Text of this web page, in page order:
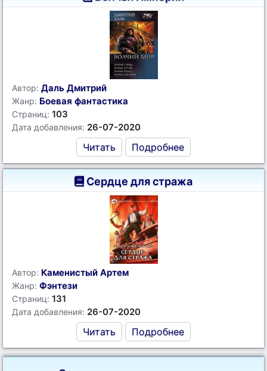
Автор: Даль Дмитрий
Жанр: Боевая фантастика
Страниц: 103
Дата добавления: 26-07-2020
Читать Подробнее
Сердце для стража
Автор: Каменистый Артем
Жанр: Фэнтези
Страниц: 131
Дата добавления: 26-07-2020
Читать Подробнее